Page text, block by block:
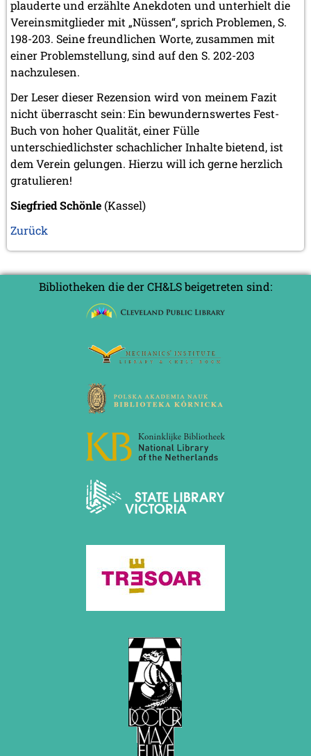
plauderte und erzählte Anekdoten und unterhielt die
Vereinsmitglieder mit „Nüssen“, sprich Problemen, S.
198-203. Seine freundlichen Worte, zusammen mit
einer Problemstellung, sind auf den S. 202-203
nachzulesen.
Der Leser dieser Rezension wird von meinem Fazit
nicht überrascht sein: Ein bewundernswertes Fest-
Buch von hoher Qualität, einer Fülle
unterschiedlichster schachlicher Inhalte bietend, ist
dem Verein gelungen. Hierzu will ich gerne herzlich
gratulieren!
Siegfried Schönle(Kassel)
Zurück
Bibliotheken die der CH&LS beigetreten sind: